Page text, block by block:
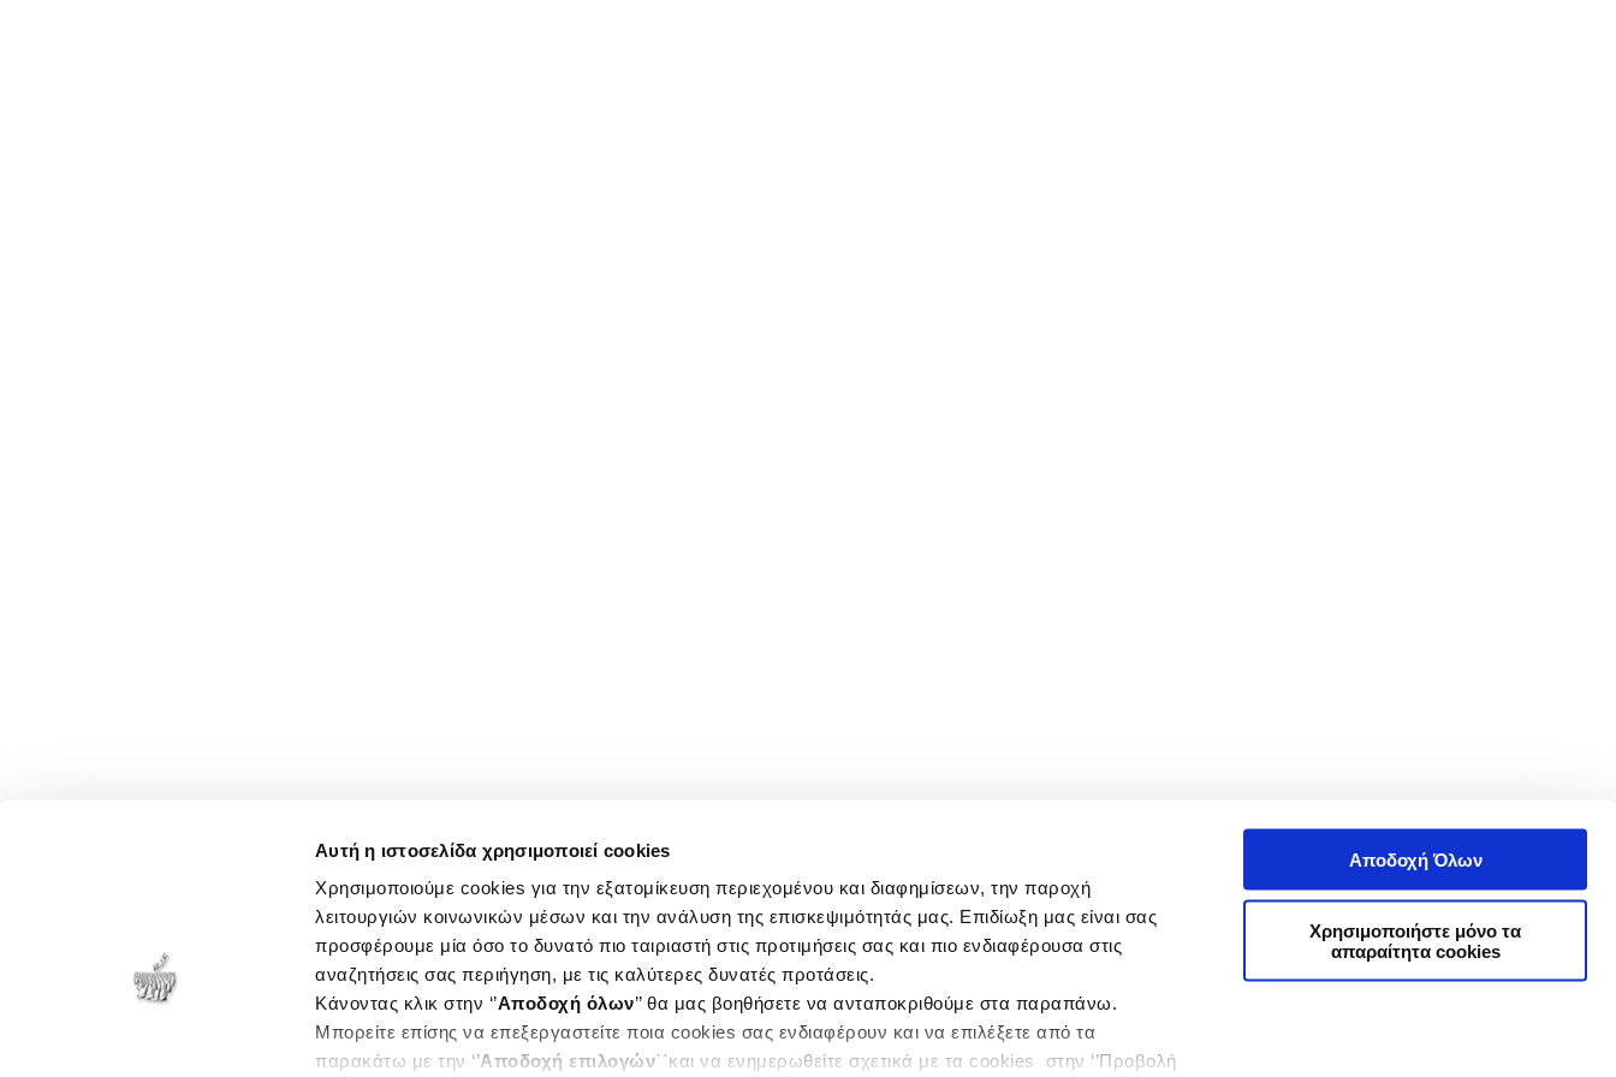
Αυτή η ιστοσελίδα χρησιμοποιεί cookies
Χρησιμοποιούμε cookies για την εξατομίκευση περιεχομένου και διαφημίσεων, την παροχή
λειτουργιών κοινωνικών μέσων και την ανάλυση της επισκεψιμότητάς μας. Επιδίωξη μας είναι σας
προσφέρουμε μία όσο το δυνατό πιο ταιριαστή στις προτιμήσεις σας και πιο ενδιαφέρουσα στις
αναζητήσεις σας περιήγηση, με τις καλύτερες δυνατές προτάσεις.
Κάνοντας κλικ στην ‘’Αποδοχή όλων’’ θα μας βοηθήσετε να ανταποκριθούμε στα παραπάνω.
Μπορείτε επίσης να επεξεργαστείτε ποια cookies σας ενδιαφέρουν και να επιλέξετε από τα
παρακάτω με την ‘’Αποδοχή επιλογών΄΄και να ενημερωθείτε σχετικά με τα cookies στην ‘’Προβολή
Αποδοχή Όλων
Χρησιμοποιήστε μόνο τα
απαραίτητα cookies